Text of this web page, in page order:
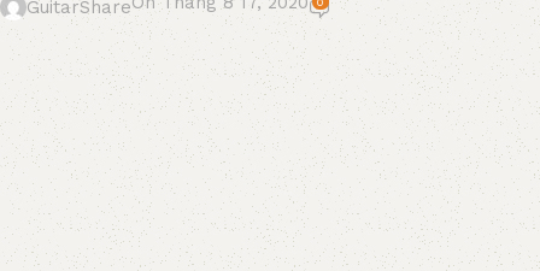
GuitarShare